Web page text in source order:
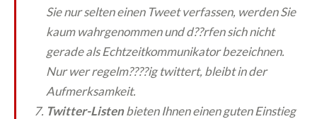
Sie nur selten einen Tweet verfassen, werden Sie
kaum wahrgenommen und d??rfen sich nicht
gerade als Echtzeitkommunikator bezeichnen.
Nur wer regelm????ig twittert, bleibt in der
Aufmerksamkeit.
Twitter-Listenbieten Ihnen einen guten Einstieg